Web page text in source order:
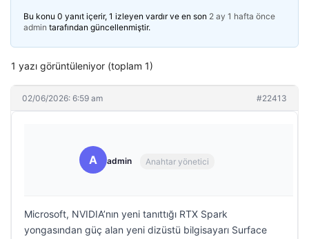
Bu konu 0 yanıt içerir, 1 izleyen vardır ve en son 2 ay 1 hafta önce
admin tarafından güncellenmiştir.
1 yazı görüntüleniyor (toplam 1)
02/06/2026: 6:59 am #22413
A admin Anahtar yönetici
Microsoft, NVIDIA’nın yeni tanıttığı RTX Spark
yongasından güç alan yeni dizüstü bilgisayarı Surface